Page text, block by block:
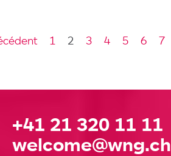
1 2 3 4 5 6 7
+41 21 320 11 11
welcome@wng.ch